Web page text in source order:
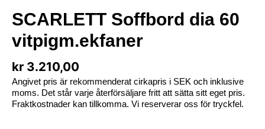
SCARLETT Soffbord dia 60
vitpigm.ekfaner
kr 3.210,00
Angivet pris är rekommenderat cirkapris i SEK och inklusive
moms. Det står varje återförsäljare fritt att sätta sitt eget pris.
Fraktkostnader kan tillkomma. Vi reserverar oss för tryckfel.